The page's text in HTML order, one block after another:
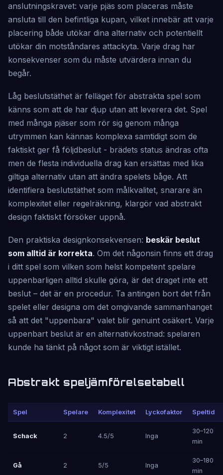
anslutningskravet: varje pjäs som placeras måste
ansluta till den befintliga kupan, vilket innebär att varje
placering både utökar dina alternativ och potentiellt
utökar din motståndares attackyta. Varje drag har
konsekvenser som du måste utvärdera innan du
begår.
Låg beslutstäthet är felläget för abstrakta spel som
känns som att de har djup utan att leverera det. Spel
med många pjäser som rör sig genom många
utrymmen kan kännas komplexa samtidigt som de
faktiskt ger få följdbeslut - brädets status ändras ofta
men de flesta individuella drag kan ersättas med lika
giltiga alternativ utan att ändra spelets båge. Att
identifiera beslutstäthet som målkvalitet, snarare än
komplexitet eller regelräkning, klargör vad abstrakt
design faktiskt försöker uppnå.
Den praktiska designkonsekvensen: beskär beslut
som alltid är korrekta. Om det någonsin finns ett drag
i ditt spel som vilken som helst kompetent spelare
uppenbarligen alltid skulle göra, är det draget inte ett
beslut – det är en procedur. Ta antingen bort det från
spelet eller designa om det omgivande sammanhanget
så att det "uppenbara" valet blir genuint osäkert. Varje
uppenbart beslut är en alternativkostnad: spelaren
kunde ha tänkt på något som är viktigt istället.
Abstrakt speljämförelsetabell
Spel Spelare Komplexitet Lyckofaktor Speltid
Schack 2 4.5/5 Inga
30–120
min
Gå 2 5/5 Inga
30–180
min